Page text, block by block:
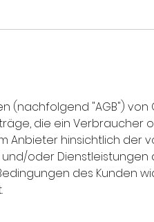
(nachfolgend "AGB") von
die ein Verbraucher
Anbieter hinsichtlich der
oder Dienstleistungen
des Kunden